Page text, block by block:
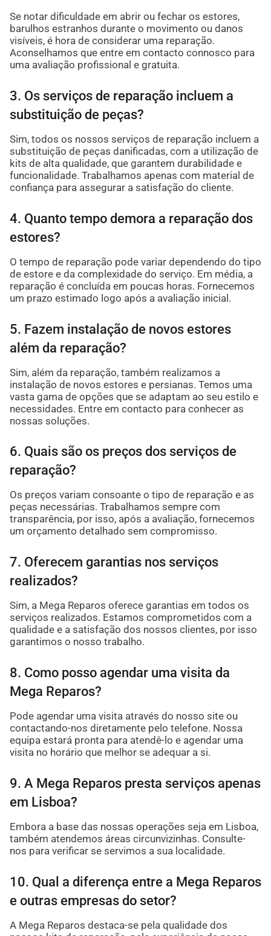
Se notar dificuldade em abrir ou fechar os estores,
barulhos estranhos durante o movimento ou danos
visíveis, é hora de considerar uma reparação.
Aconselhamos que entre em contacto connosco para
uma avaliação profissional e gratuita.
3. Os serviços de reparação incluem a
substituição de peças?
Sim, todos os nossos serviços de reparação incluem a
substituição de peças danificadas, com a utilização de
kits de alta qualidade, que garantem durabilidade e
funcionalidade. Trabalhamos apenas com material de
confiança para assegurar a satisfação do cliente.
4. Quanto tempo demora a reparação dos
estores?
O tempo de reparação pode variar dependendo do tipo
de estore e da complexidade do serviço. Em média, a
reparação é concluída em poucas horas. Fornecemos
um prazo estimado logo após a avaliação inicial.
5. Fazem instalação de novos estores
além da reparação?
Sim, além da reparação, também realizamos a
instalação de novos estores e persianas. Temos uma
vasta gama de opções que se adaptam ao seu estilo e
necessidades. Entre em contacto para conhecer as
nossas soluções.
6. Quais são os preços dos serviços de
reparação?
Os preços variam consoante o tipo de reparação e as
peças necessárias. Trabalhamos sempre com
transparência, por isso, após a avaliação, fornecemos
um orçamento detalhado sem compromisso.
7. Oferecem garantias nos serviços
realizados?
Sim, a Mega Reparos oferece garantias em todos os
serviços realizados. Estamos comprometidos com a
qualidade e a satisfação dos nossos clientes, por isso
garantimos o nosso trabalho.
8. Como posso agendar uma visita da
Mega Reparos?
Pode agendar uma visita através do nosso site ou
contactando-nos diretamente pelo telefone. Nossa
equipa estará pronta para atendê-lo e agendar uma
visita no horário que melhor se adequar a si.
9. A Mega Reparos presta serviços apenas
em Lisboa?
Embora a base das nossas operações seja em Lisboa,
também atendemos áreas circunvizinhas. Consulte-
nos para verificar se servimos a sua localidade.
10. Qual a diferença entre a Mega Reparos
e outras empresas do setor?
A Mega Reparos destaca-se pela qualidade dos